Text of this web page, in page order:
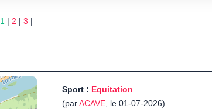
1| 2 | 3 |
Sport : Equitation
(parACAVE, le 01-07-2026)